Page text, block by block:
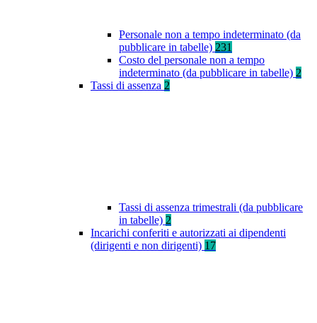
Personale non a tempo indeterminato (da
pubblicare in tabelle) 231
Costo del personale non a tempo
indeterminato (da pubblicare in tabelle) 2
Tassi di assenza 2
Tassi di assenza trimestrali (da pubblicare
in tabelle) 2
Incarichi conferiti e autorizzati ai dipendenti
(dirigenti e non dirigenti) 17